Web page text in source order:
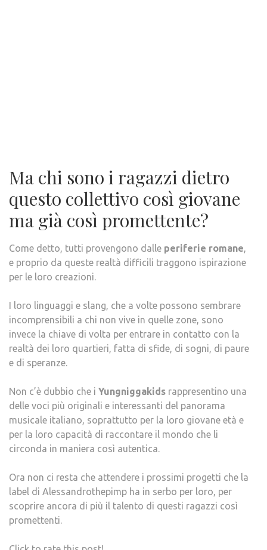
Ma chi sono i ragazzi dietro
questo collettivo così giovane
ma già così promettente?
Come detto, tutti provengono dalle periferie romane,
e proprio da queste realtà difficili traggono ispirazione
per le loro creazioni.
I loro linguaggi e slang, che a volte possono sembrare
incomprensibili a chi non vive in quelle zone, sono
invece la chiave di volta per entrare in contatto con la
realtà dei loro quartieri, fatta di sfide, di sogni, di paure
e di speranze.
Non c’è dubbio che i Yungniggakids rappresentino una
delle voci più originali e interessanti del panorama
musicale italiano, soprattutto per la loro giovane età e
per la loro capacità di raccontare il mondo che li
circonda in maniera così autentica.
Ora non ci resta che attendere i prossimi progetti che la
label di Alessandrothepimp ha in serbo per loro, per
scoprire ancora di più il talento di questi ragazzi così
promettenti.